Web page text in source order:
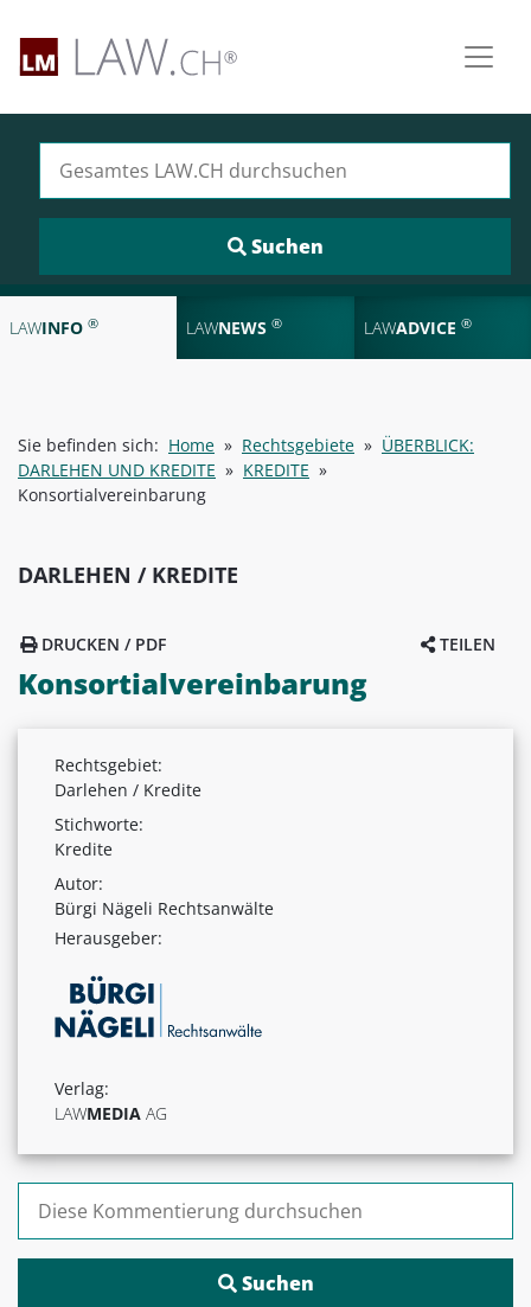
LAWINFO ® LAWNEWS ® LAWADVICE ®
Sie befinden sich: Home » Rechtsgebiete » ÜBERBLICK:
DARLEHEN UND KREDITE » KREDITE »
Konsortialvereinbarung
DARLEHEN / KREDITE
TEILEN
DRUCKEN / PDF
Konsortialvereinbarung
Rechtsgebiet:
Darlehen / Kredite
Stichworte:
Kredite
Autor:
Bürgi Nägeli Rechtsanwälte
Herausgeber:
Verlag:
LAWMEDIA AG
Suchen nach: